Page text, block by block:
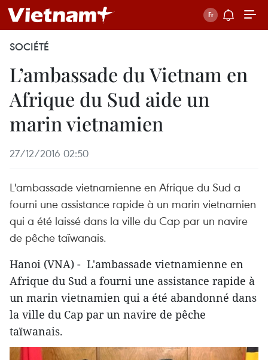
SOCIÉTÉ
L’ambassade du Vietnam en
Afrique du Sud aide un
marin vietnamien
27/12/2016 02:50
L'ambassade vietnamienne en Afrique du Sud a
fourni une assistance rapide à un marin vietnamien
qui a été laissé dans la ville du Cap par un navire
de pêche taïwanais.
Hanoi (VNA) - L'ambassade vietnamienne en
Afrique du Sud a fourni une assistance rapide à
un marin vietnamien qui a été abandonné dans
la ville du Cap par un navire de pêche
taïwanais.